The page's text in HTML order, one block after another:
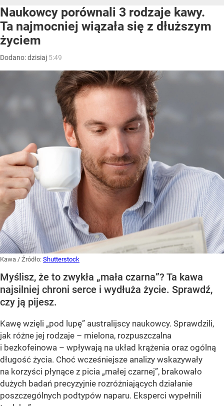
Naukowcy porównali 3 rodzaje kawy.
Ta najmocniej wiązała się z dłuższym
życiem
Dodano:dzisiaj 5:49
Kawa / Źródło: Shutterstock
Myślisz, że to zwykła „mała czarna”? Ta kawa
najsilniej chroni serce i wydłuża życie. Sprawdź,
czy ją pijesz.
Kawę wzięli „pod lupę” australijscy naukowcy. Sprawdzili,
jak różne jej rodzaje – mielona, rozpuszczalna
i bezkofeinowa – wpływają na układ krążenia oraz ogólną
długość życia. Choć wcześniejsze analizy wskazywały
na korzyści płynące z picia „małej czarnej”, brakowało
dużych badań precyzyjnie rozróżniających działanie
poszczególnych podtypów naparu. Eksperci wypełnili